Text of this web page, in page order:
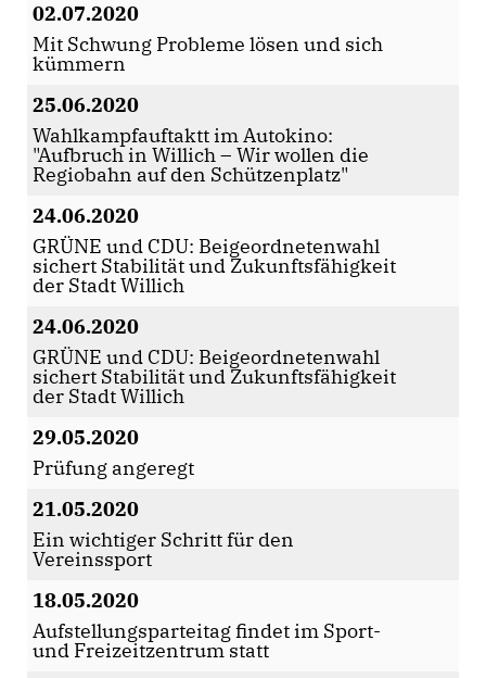
02.07.2020
Mit Schwung Probleme lösen und sich
kümmern
25.06.2020
Wahlkampfauftaktt im Autokino:
"Aufbruch in Willich – Wir wollen die
Regiobahn auf den Schützenplatz"
24.06.2020
GRÜNE und CDU: Beigeordnetenwahl
sichert Stabilität und Zukunftsfähigkeit
der Stadt Willich
24.06.2020
GRÜNE und CDU: Beigeordnetenwahl
sichert Stabilität und Zukunftsfähigkeit
der Stadt Willich
29.05.2020
Prüfung angeregt
21.05.2020
Ein wichtiger Schritt für den
Vereinssport
18.05.2020
Aufstellungsparteitag findet im Sport-
und Freizeitzentrum statt